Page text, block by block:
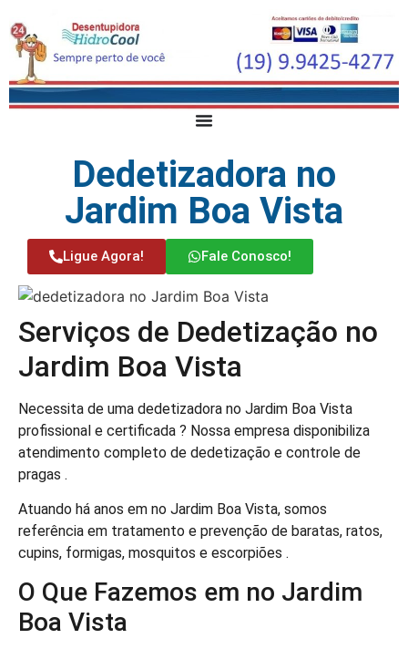
Dedetizadora no
Jardim Boa Vista
Ligue Agora! Fale Conosco!
Serviços de Dedetização no
Jardim Boa Vista
Necessita de uma dedetizadora no Jardim Boa Vista
profissional e certificada ? Nossa empresa disponibiliza
atendimento completo de dedetização e controle de
pragas .
Atuando há anos em no Jardim Boa Vista, somos
referência em tratamento e prevenção de baratas, ratos,
cupins, formigas, mosquitos e escorpiões .
O Que Fazemos em no Jardim
Boa Vista